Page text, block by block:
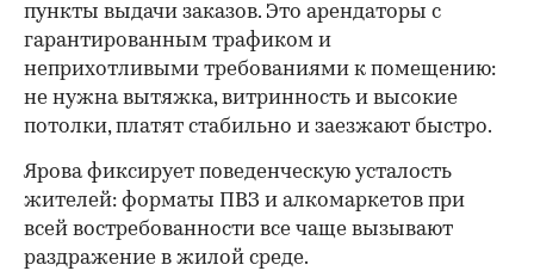
пункты выдачи заказов. Это арендаторы с
гарантированным трафиком и
неприхотливыми требованиями к помещению:
не нужна вытяжка, витринность и высокие
потолки, платят стабильно и заезжают быстро.
Ярова фиксирует поведенческую усталость
жителей: форматы ПВЗ и алкомаркетов при
всей востребованности все чаще вызывают
раздражение в жилой среде.